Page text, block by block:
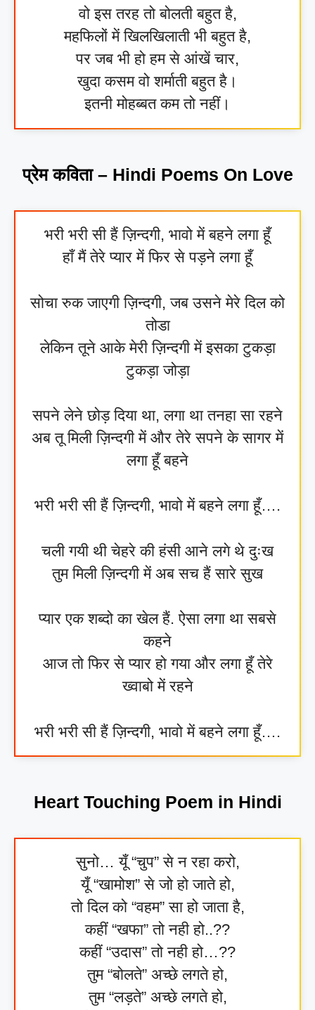
वो इस तरह तो बोलती बहुत है,
महफिलों में खिलखिलाती भी बहुत है,
पर जब भी हो हम से आंखें चार,
खुदा कसम वो शर्माती बहुत है।
इतनी मोहब्बत कम तो नहीं।
प्रेम कविता – Hindi Poems On Love
भरी भरी सी हैं ज़िन्दगी, भावो में बहने लगा हूँ
हाँ मैं तेरे प्यार में फिर से पड़ने लगा हूँ
सोचा रुक जाएगी ज़िन्दगी, जब उसने मेरे दिल को
तोडा
लेकिन तूने आके मेरी ज़िन्दगी में इसका टुकड़ा
टुकड़ा जोड़ा
सपने लेने छोड़ दिया था, लगा था तनहा सा रहने
अब तू मिली ज़िन्दगी में और तेरे सपने के सागर में
लगा हूँ बहने
भरी भरी सी हैं ज़िन्दगी, भावो में बहने लगा हूँ….
चली गयी थी चेहरे की हंसी आने लगे थे दुःख
तुम मिली ज़िन्दगी में अब सच हैं सारे सुख
प्यार एक शब्दो का खेल हैं. ऐसा लगा था सबसे
कहने
आज तो फिर से प्यार हो गया और लगा हूँ तेरे
ख्वाबो में रहने
भरी भरी सी हैं ज़िन्दगी, भावो में बहने लगा हूँ….
Heart Touching Poem in Hindi
सुनो… यूँ “चुप” से न रहा करो,
यूँ “खामोश” से जो हो जाते हो,
तो दिल को “वहम” सा हो जाता है,
कहीं “खफा” तो नही हो..??
कहीं “उदास” तो नही हो…??
तुम “बोलते” अच्छे लगते हो,
तुम “लड़ते” अच्छे लगते हो,